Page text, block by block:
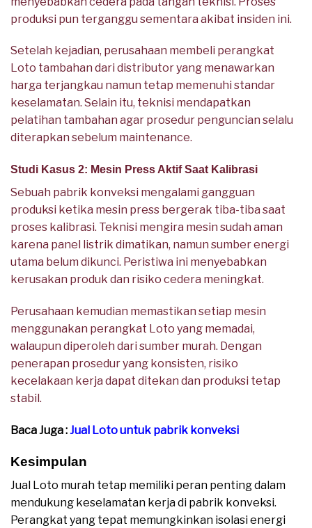
produksi pun terganggu sementara akibat insiden ini.
Setelah kejadian, perusahaan membeli perangkat
Loto tambahan dari distributor yang menawarkan
harga terjangkau namun tetap memenuhi standar
keselamatan. Selain itu, teknisi mendapatkan
pelatihan tambahan agar prosedur penguncian selalu
diterapkan sebelum maintenance.
Studi Kasus 2: Mesin Press Aktif Saat Kalibrasi
Sebuah pabrik konveksi mengalami gangguan
produksi ketika mesin press bergerak tiba-tiba saat
proses kalibrasi. Teknisi mengira mesin sudah aman
karena panel listrik dimatikan, namun sumber energi
utama belum dikunci. Peristiwa ini menyebabkan
kerusakan produk dan risiko cedera meningkat.
Perusahaan kemudian memastikan setiap mesin
menggunakan perangkat Loto yang memadai,
walaupun diperoleh dari sumber murah. Dengan
penerapan prosedur yang konsisten, risiko
kecelakaan kerja dapat ditekan dan produksi tetap
stabil.
Baca Juga :Jual Loto untuk pabrik konveksi
Kesimpulan
Jual Loto murah tetap memiliki peran penting dalam
mendukung keselamatan kerja di pabrik konveksi.
Perangkat yang tepat memungkinkan isolasi energi